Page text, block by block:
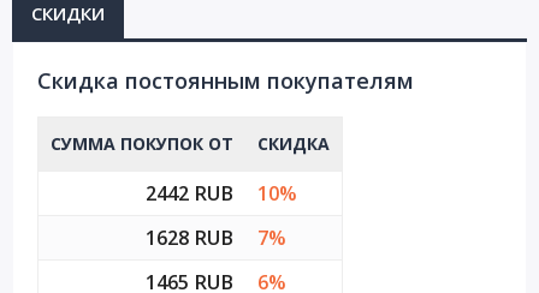
СКИДКИ
Cкидка постоянным покупателям
СУММА ПОКУПОК ОТ СКИДКА
2442 RUB
10%
1628 RUB
7%
1465 RUB
6%